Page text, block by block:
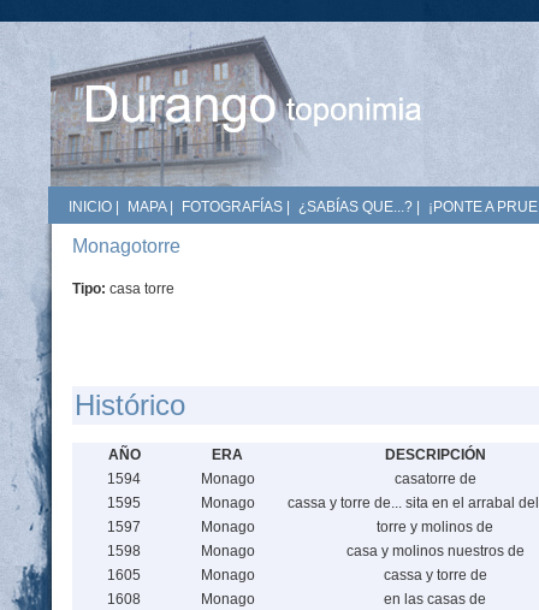
INICIO MAPA| FOTOGRAFÍAS ¿SABÍAS QUE...? ¡PONTE A
Monagotorre
Tipo: casa torre
Histórico
AÑO ERA
DESCRIPCIÓN
1594
Monago
casatorre de
1595
Monago
cassa y torre de... sita en el arrabal
1597
Monago
torre y molinos de
1598
Monago
casa y molinos nuestros de
1605
Monago
cassa y torre de
1608
Monago
en las casas de